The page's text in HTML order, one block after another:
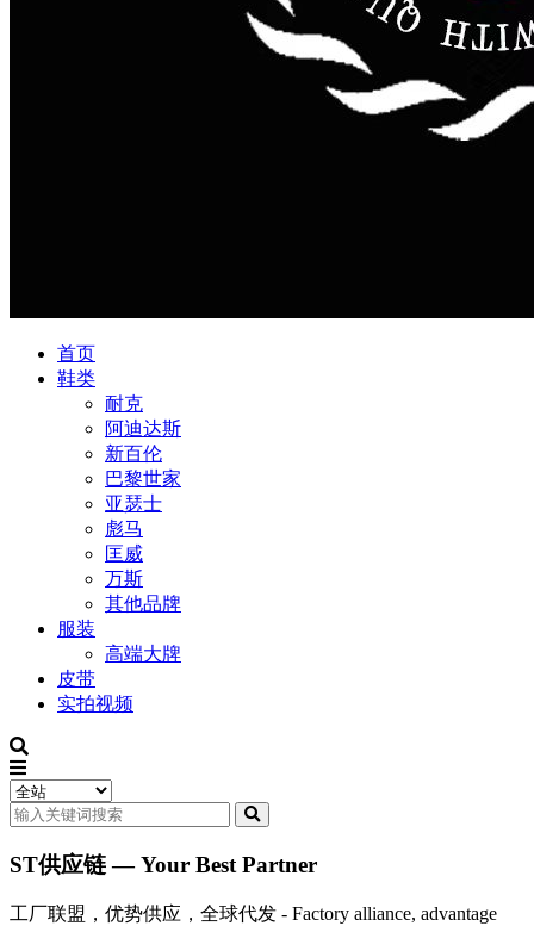
首页
鞋类
耐克
阿迪达斯
新百伦
巴黎世家
亚瑟士
彪马
匡威
万斯
其他品牌
服装
高端大牌
皮带
实拍视频
ST供应链 — Your Best Partner
工厂联盟，优势供应，全球代发 - Factory alliance, advantage